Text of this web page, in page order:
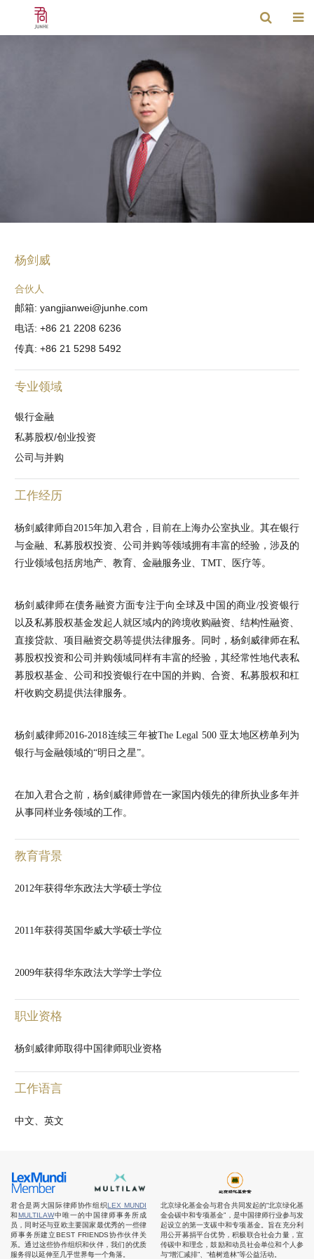
杨剑威
合伙人
邮箱: yangjianwei@junhe.com
电话: +86 21 2208 6236
传真: +86 21 5298 5492
专业领域
银行金融
私募股权/创业投资
公司与并购
工作经历
杨剑威律师自2015年加入君合，目前在上海办公室执业。其在银行
与金融、私募股权投资、公司并购等领域拥有丰富的经验，涉及的
行业领域包括房地产、教育、金融服务业、TMT、医疗等。
杨剑威律师在债务融资方面专注于向全球及中国的商业/投资银行
以及私募股权基金发起人就区域内的跨境收购融资、结构性融资、
直接贷款、项目融资交易等提供法律服务。同时，杨剑威律师在私
募股权投资和公司并购领域同样有丰富的经验，其经常性地代表私
募股权基金、公司和投资银行在中国的并购、合资、私募股权和杠
杆收购交易提供法律服务。
杨剑威律师2016-2018连续三年被The Legal 500 亚太地区榜单列为
银行与金融领域的“明日之星”。
在加入君合之前，杨剑威律师曾在一家国内领先的律所执业多年并
从事同样业务领域的工作。
教育背景
2012年获得华东政法大学硕士学位
2011年获得英国华威大学硕士学位
2009年获得华东政法大学学士学位
职业资格
杨剑威律师取得中国律师职业资格
工作语言
中文、英文
君合是两大国际律师协作组织LEX MUNDI
和MULTILAW中唯一的中国律师事务所成
员，同时还与亚欧主要国家最优秀的一些律
师事务所建立BEST FRIENDS协作伙伴关
系。通过这些协作组织和伙伴，我们的优质
服务得以延伸至几乎世界每一个角落。
北京绿化基金会与君合共同发起的“北京绿化基
金会碳中和专项基金”，是中国律师行业参与发
起设立的第一支碳中和专项基金。旨在充分利
用公开募捐平台优势，积极联合社会力量，宣
传碳中和理念，鼓励和动员社会单位和个人参
与“增汇减排”、“植树造林”等公益活动。